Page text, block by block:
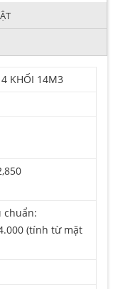
KHỐI 14M3
chuẩn:
(tính từ mặt